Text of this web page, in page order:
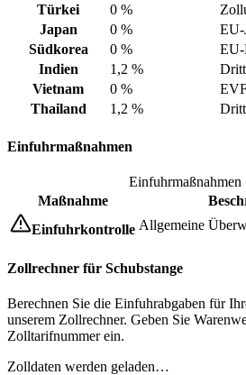
Türkei
0 %
Japan
0 %
EU-
Südkorea
0 %
EU-
Indien
1,2 %
Vietnam
0 %
Thailand
1,2 %
Einfuhrmaßnahmen
Einfuhrmaßnahmen
Maßnahme
Einfuhrkontrolle Allgemeine
Zollrechner für Schubstange
Berechnen Sie die Einfuhrabgaben für
unserem Zollrechner. Geben Sie
Zolltarifnummer ein.
Zolldaten werden geladen…